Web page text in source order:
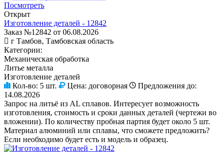
Посмотреть
Открыт
Изготовление деталей - 12842
Заказ №12842 от 06.08.2026
г Тамбов, Тамбовская область
Категории:
Механическая обработка
Литье металла
Изготовление деталей
Кол-во: 5 шт. Цена: договорная
Предложения до:
14.08.2026
Запрос на литьё из AL сплавов. Интересует возможность
изготовления, стоимость и сроки данных деталей (чертежи во
вложении). По количеству пробная партия будет около 5 шт.
Материал алюминий или сплавы, что сможете предложить?
Если необходимо будет есть и модель и образец.